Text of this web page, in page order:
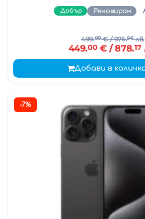
Добър Реновиран
499.00€/ 975.96лв.
449.00€ / 878.17
Добави в
-7%